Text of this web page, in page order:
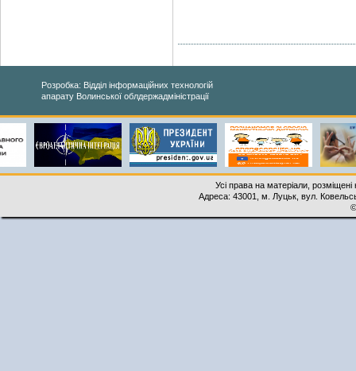
Розробка: Відділ інформаційних технологій
апарату Волинської облдержадміністрації
Усі права на матеріали,
Адреса: 43001, м. Луцьк, вул.